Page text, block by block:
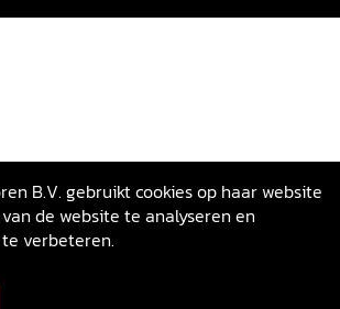
B.V. gebruikt cookies op haar website
de website te analyseren en
verbeteren.